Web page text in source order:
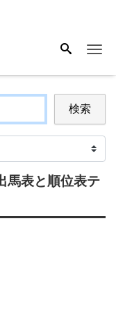
検索
馬表と順位表テ